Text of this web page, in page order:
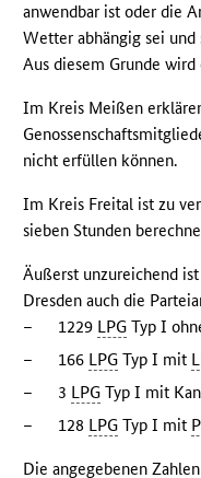
anwendbar ist oder die
Wetter abhängig sei und
Aus diesem Grunde
Im Kreis Meißen
nicht erfüllen können.
Im Kreis Freital ist zu
sieben Stunden
Äußerst unzureichend
Dresden auch die
–
1229 LPG Typ I
–
166 LPG Typ I mit
–
3 LPG Typ I mit
–
128 LPG Typ I mit
Die angegebenen